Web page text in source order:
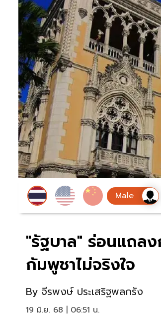
"รัฐบาล" ร่อนแถล
กัมพูชาไม่จริงใจ
By จีรพงษ์ ประเสริฐพลกรัง
19 มิ.ย. 68 | 06:51 น.